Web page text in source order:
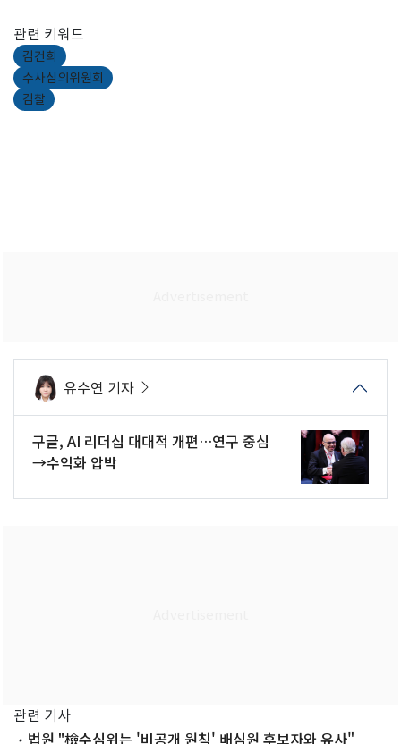
관련 키워드
김건희
수사심의위원회
검찰
유수연 기자
구글, AI 리더십 대대적 개편…연구 중심
→수익화 압박
관련 기사
법원 "檢수심위는 '비공개 원칙' 배심원 후보자와 유사"